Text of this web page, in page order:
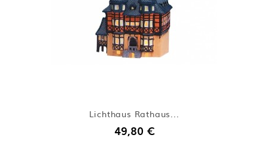
Lichthaus Rathaus...
49,80 €